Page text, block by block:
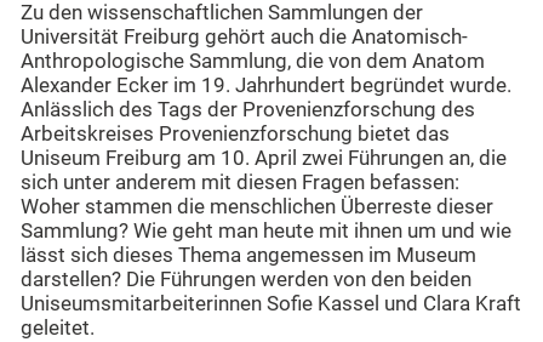
Zu den wissenschaftlichen Sammlungen der
Universität Freiburg gehört auch die Anatomisch-
Anthropologische Sammlung, die von dem Anatom
Alexander Ecker im 19. Jahrhundert begründet wurde.
Anlässlich des Tags der Provenienzforschung des
Arbeitskreises Provenienzforschung bietet das
Uniseum Freiburg am 10. April zwei Führungen an, die
sich unter anderem mit diesen Fragen befassen:
Woher stammen die menschlichen Überreste dieser
Sammlung? Wie geht man heute mit ihnen um und wie
lässt sich dieses Thema angemessen im Museum
darstellen? Die Führungen werden von den beiden
Uniseumsmitarbeiterinnen Sofie Kassel und Clara Kraft
geleitet.